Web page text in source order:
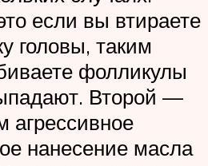
если вы втираете
головы, таким
фолликулы
Второй —
агрессивное
нанесение масла